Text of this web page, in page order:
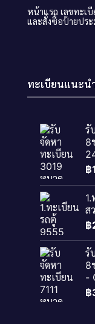
หน้าแรก เลขทะเ
และสั่งซื้อป้ายประ
ทะเบียนแนะน
รั
8
฿
ส
฿
รั
8
-
฿